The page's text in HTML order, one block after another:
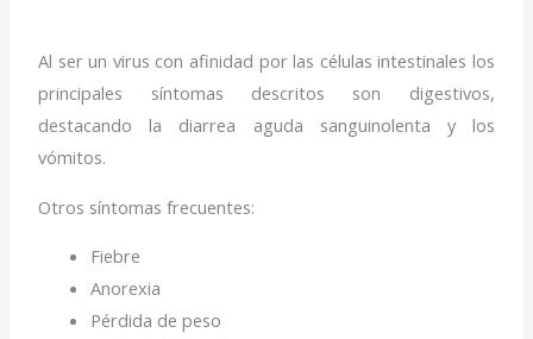
Al ser un virus con afinidad por las células intestinales los
principales síntomas descritos son digestivos,
destacando la diarrea aguda sanguinolenta y los
vómitos.
Otros síntomas frecuentes:
Fiebre
Anorexia
Pérdida de peso